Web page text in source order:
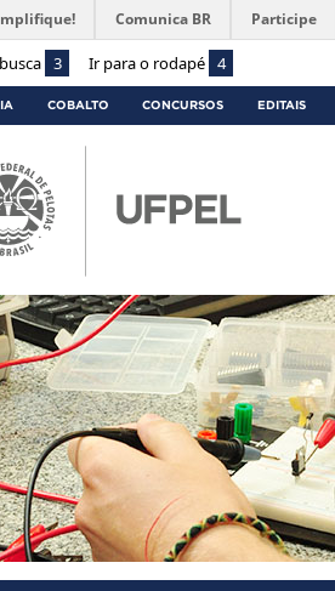
3 Ir para o rodapé 4
Comunica BR Participe
COBALTO CONCURSOS EDITAIS